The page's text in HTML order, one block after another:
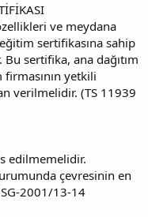
ve meydana
sertifikasına sahip
Bu sertifika, ana dağıtım
firmasının yetkili
verilmelidir. (TS 11939
edilmemelidir.
çevresinin en
2001/13-14